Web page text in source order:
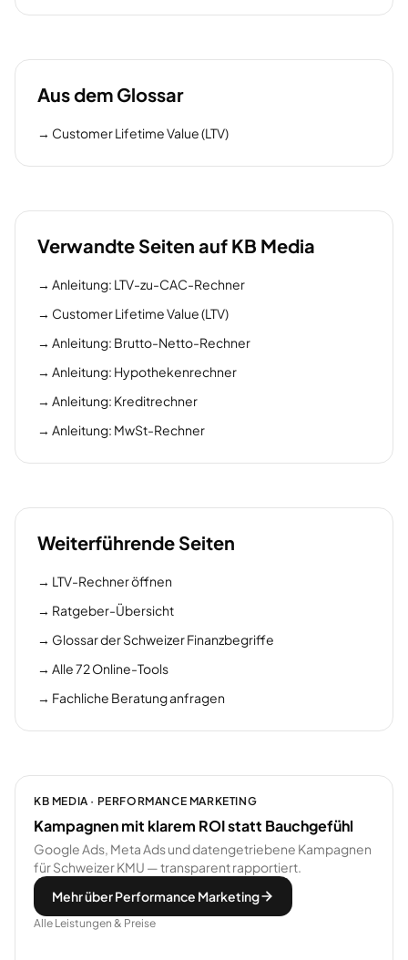
Aus dem Glossar
→ Customer Lifetime Value (LTV)
Verwandte Seiten auf KB Media
→ Anleitung: LTV-zu-CAC-Rechner
→ Customer Lifetime Value (LTV)
→ Anleitung: Brutto-Netto-Rechner
→ Anleitung: Hypothekenrechner
→ Anleitung: Kreditrechner
→ Anleitung: MwSt-Rechner
Weiterführende Seiten
→ LTV-Rechner öffnen
→ Ratgeber-Übersicht
→ Glossar der Schweizer Finanzbegriffe
→ Alle 72 Online-Tools
→ Fachliche Beratung anfragen
KB MEDIA · PERFORMANCE MARKETING
Kampagnen mit klarem ROI statt Bauchgefühl
Google Ads, Meta Ads und datengetriebene Kampagnen
für Schweizer KMU — transparent rapportiert.
Mehr über Performance Marketing
Alle Leistungen & Preise